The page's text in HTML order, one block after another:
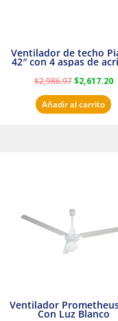
Ventilador de techo
42″ con 4 aspas de
transparente
$2,986.97 $2,617.20
Añadir al carrito
Ventilador
Con Luz Blanco